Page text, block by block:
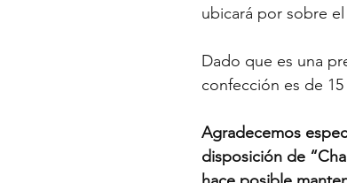
ubicará por sobre
Dado que es una
confección es de
Agradecemos
disposición de